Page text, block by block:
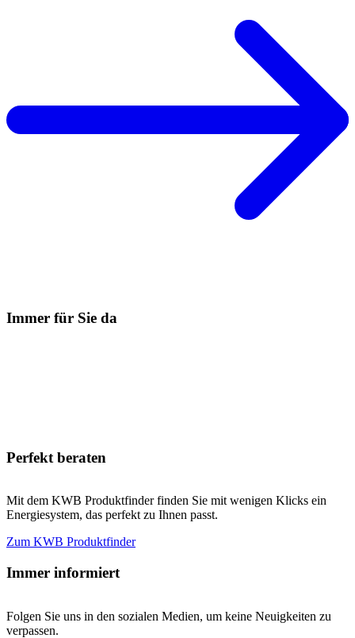
Immer für Sie da
Perfekt beraten
Mit dem KWB Produktfinder finden Sie mit wenigen Klicks ein
Energiesystem, das perfekt zu Ihnen passt.
Zum KWB Produktfinder
Immer informiert
Folgen Sie uns in den sozialen Medien, um keine Neuigkeiten zu
verpassen.